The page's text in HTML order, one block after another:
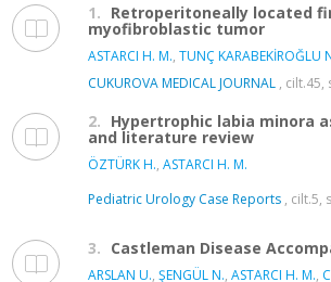
1. Retroperitoneally located
myofibroblastic tumor
ASTARCI H. M., TUNÇ KARABEKİROĞLU
CUKUROVA MEDICAL JOURNAL , cilt.45,
2. Hypertrophic labia minora
and literature review
ÖZTÜRK H., ASTARCI H. M.
Pediatric Urology Case Reports , cilt.5,
3. Castleman Disease
ARSLAN U., ŞENGÜL N., ASTARCI H. M.,